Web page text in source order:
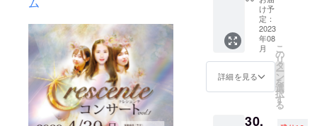
しがご
希望の
場合は
備考欄
に、郵
と記載
し、お
号・
サート8
月に
メール
にて配
信URL
をお渡
ししま
際は備
に編集
したも
ので
す。 ・
収録時
間：15
分程度
のURL
い！
20000
メッ
セージ
カード
付き当
日チ
ケット
サート
け予
定：
2023
年08
月
詳細を見る
こ
の
リ
タ
ー
ン
を
選
択
す
る
30,